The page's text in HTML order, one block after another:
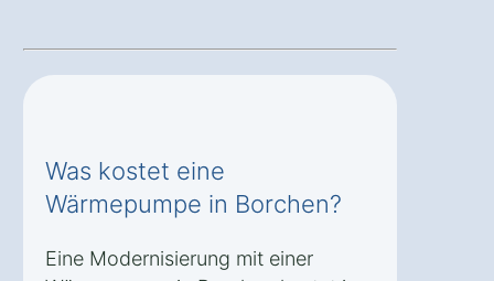
Was kostet eine
Wärmepumpe in Borchen?
Eine Modernisierung mit einer